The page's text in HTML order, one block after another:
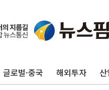
글로벌·중국 해외투자 산
최태원, 노